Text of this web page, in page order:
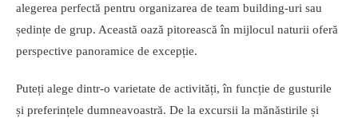
alegerea perfectă pentru organizarea de team building-uri sau
ședințe de grup. Această oază pitorească în mijlocul naturii oferă
perspective panoramice de excepție.
Puteți alege dintr-o varietate de activități, în funcție de gusturile
și preferințele dumneavoastră. De la excursii la mănăstirile și